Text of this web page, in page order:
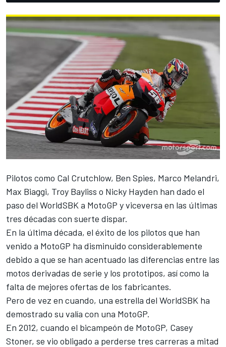
Pilotos como Cal Crutchlow, Ben Spies, Marco Melandri,
Max Biaggi, Troy Bayliss o Nicky Hayden han dado el
paso del WorldSBK a MotoGP y viceversa en las últimas
tres décadas con suerte dispar.
En la última década, el éxito de los pilotos que han
venido a MotoGP ha disminuido considerablemente
debido a que se han acentuado las diferencias entre las
motos derivadas de serie y los prototipos, así como la
falta de mejores ofertas de los fabricantes.
Pero de vez en cuando, una estrella del WorldSBK ha
demostrado su valía con una MotoGP.
En 2012, cuando el bicampeón de MotoGP, Casey
Stoner, se vio obligado a perderse tres carreras a mitad